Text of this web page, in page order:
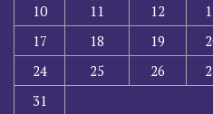
10
11 12
17
18 19
24
25 26
31